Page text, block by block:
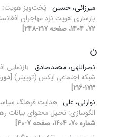
میرزائی، حسین پُخت‌وپز هویت:
بازسازی هویت نزد مهاجران
72، 1404، صفحه 217-248]
ن
نصراللهی، محمدصادق
بازنمایی
شبکه اجتماعی ایکس (توییتر)
173-216]
نوازنی، علی هدایت فرهنگ سیاسی
الگوسازی: تحلیل محتوای بیانات
شماره 70، 1404، صفحه 7-40]